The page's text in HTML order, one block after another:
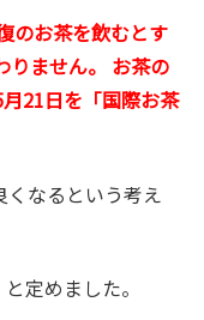
のお茶を飲むとす
りません。 お茶の
21日を「国際お茶
くなるという考え
定めました。